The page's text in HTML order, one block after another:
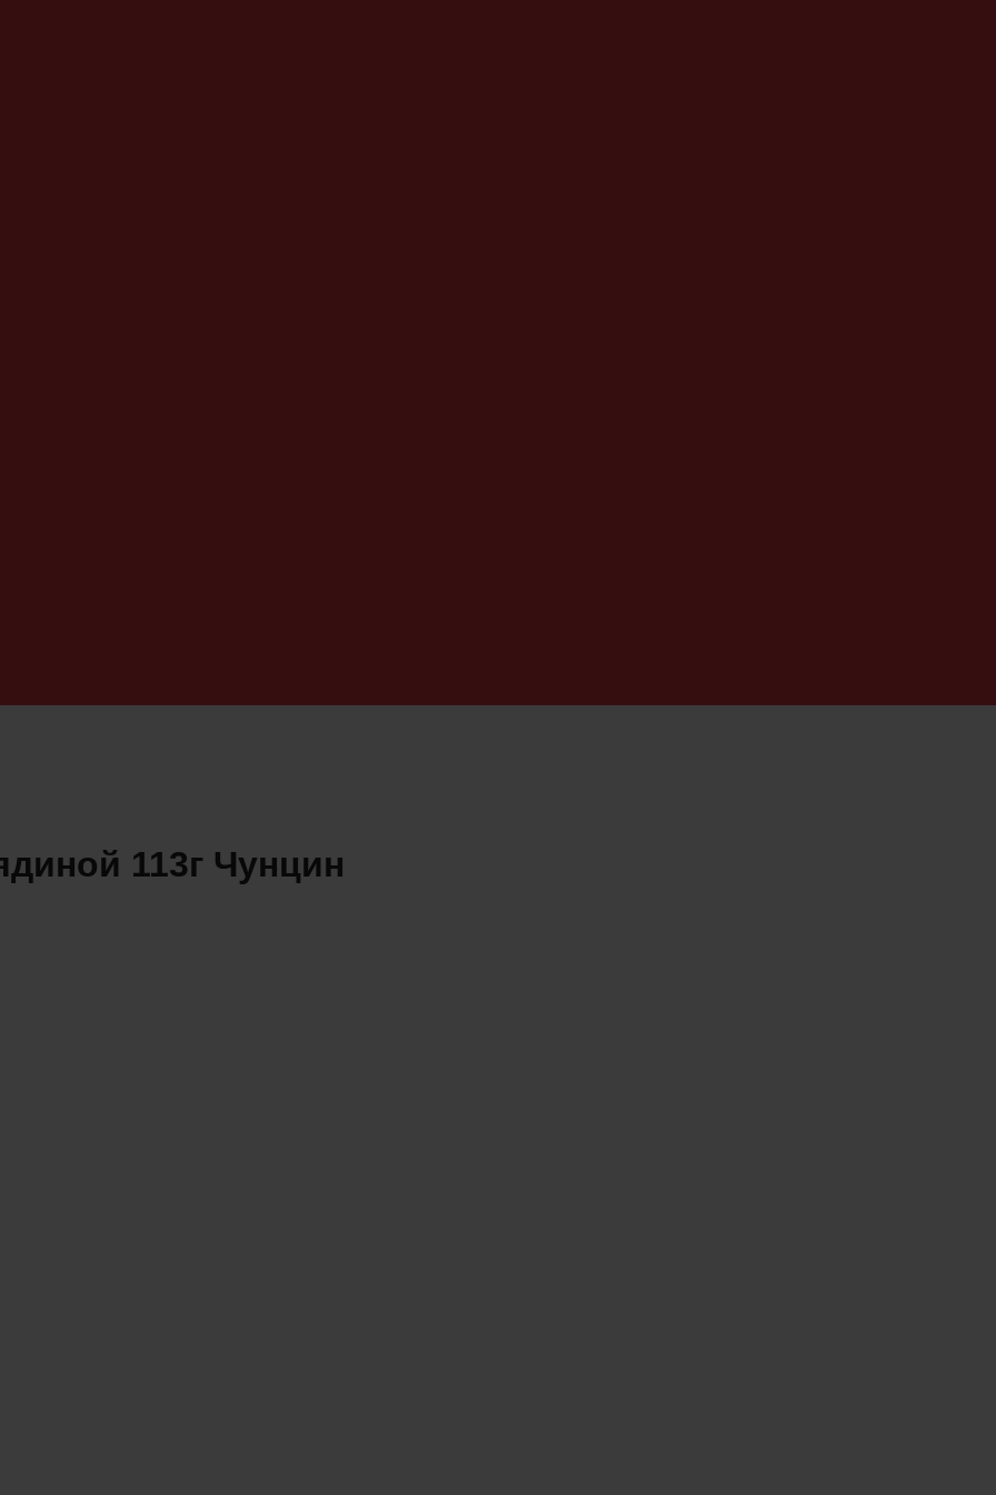
113г Чунцин